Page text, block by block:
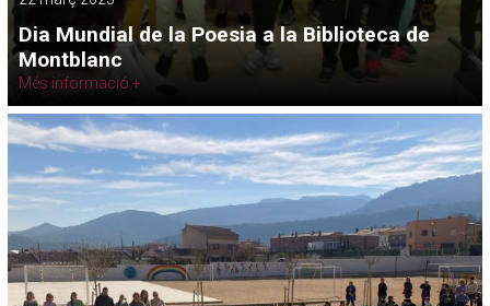
Dia Mundial de la Poesia a la Biblioteca de
Montblanc
Més informació +